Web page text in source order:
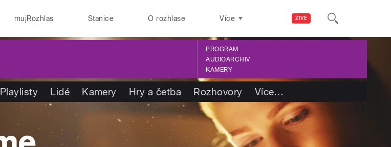
ŽIVĚ
mujRozhlas Stanice O rozhlase Více
PROGRAM
AUDIOARCHIV
KAMERY
Playlisty Lidé Kamery Hry a četba Rozhovory Více…